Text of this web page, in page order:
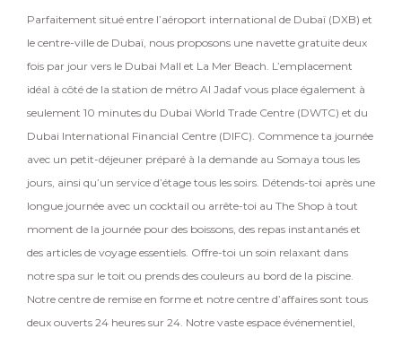
Parfaitement situé entre l’aéroport international de Dubaï (DXB) et
le centre-ville de Dubaï, nous proposons une navette gratuite deux
fois par jour vers le Dubai Mall et La Mer Beach. L’emplacement
idéal à côté de la station de métro Al Jadaf vous place également à
seulement 10 minutes du Dubai World Trade Centre (DWTC) et du
Dubai International Financial Centre (DIFC). Commence ta journée
avec un petit-déjeuner préparé à la demande au Somaya tous les
jours, ainsi qu’un service d’étage tous les soirs. Détends-toi après une
longue journée avec un cocktail ou arrête-toi au The Shop à tout
moment de la journée pour des boissons, des repas instantanés et
des articles de voyage essentiels. Offre-toi un soin relaxant dans
notre spa sur le toit ou prends des couleurs au bord de la piscine.
Notre centre de remise en forme et notre centre d’affaires sont tous
deux ouverts 24 heures sur 24. Notre vaste espace événementiel,